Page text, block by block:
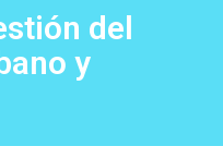
del
y